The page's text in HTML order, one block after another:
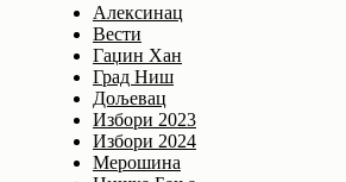
Алексинац
Вести
Гаџин Хан
Град Ниш
Дољевац
Избори 2023
Избори 2024
Мерошина